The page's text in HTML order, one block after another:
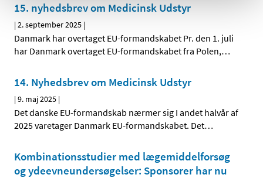
15. nyhedsbrev om Medicinsk Udstyr
|2. september 2025 |
Danmark har overtaget EU-formandskabet Pr. den 1. juli
har Danmark overtaget EU-formandskabet fra Polen,…
14. Nyhedsbrev om Medicinsk Udstyr
|9. maj 2025 |
Det danske EU-formandskab nærmer sig I andet halvår af
2025 varetager Danmark EU-formandskabet. Det…
Kombinationsstudier med lægemiddelforsøg
og ydeevneundersøgelser: Sponsorer har nu